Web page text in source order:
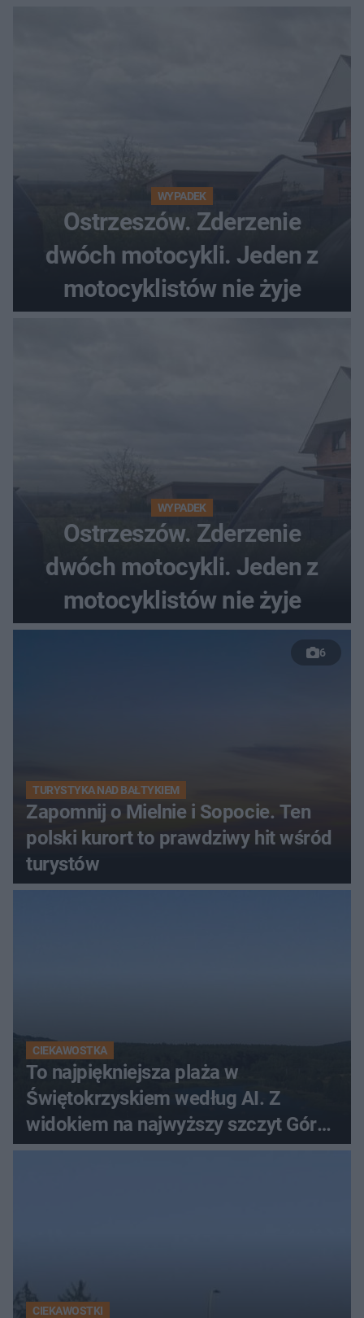
WYPADEK
Ostrzeszów. Zderzenie
dwóch motocykli. Jeden z
motocyklistów nie żyje
WYPADEK
Ostrzeszów. Zderzenie
dwóch motocykli. Jeden z
motocyklistów nie żyje
6
TURYSTYKA NAD BAŁTYKIEM
Zapomnij o Mielnie i Sopocie. Ten
polski kurort to prawdziwy hit wśród
turystów
CIEKAWOSTKA
To najpiękniejsza plaża w
Świętokrzyskiem według AI. Z
widokiem na najwyższy szczyt Gór
Świętokrzyskich
CIEKAWOSTKI